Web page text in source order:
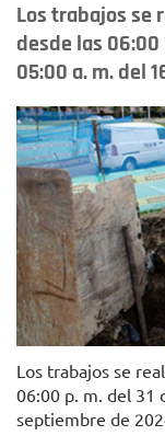
Los trabajos se
desde las 06:00
05:00 a. m. del
Los trabajos se
06:00 p. m. del 31
septiembre de